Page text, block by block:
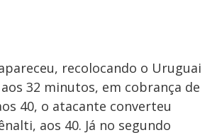
recolocando o Uruguai
32 minutos, em cobrança de
40, o atacante converteu
aos 40. Já no segundo